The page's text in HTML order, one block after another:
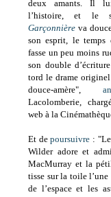
deux amants. Il
l’histoire, et le
Garçonnière va
son esprit, le temps
fasse un peu moins
son double
tord le drame
douce-amère",
Lacolomberie,
web à la
Et depoursuivre :
Wilder adore et
MacMurray et la
tisse sur la toile
de l’espace et les